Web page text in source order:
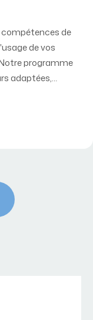
de
de vos
programme
adaptées,…